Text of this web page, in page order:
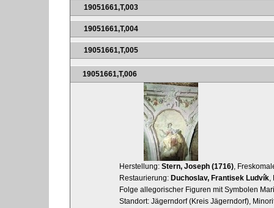
19051661,T,003
19051661,T,004
19051661,T,005
19051661,T,006
Herstellung: Stern, Joseph (1716),
Restaurierung: Duchoslav, Frantisek Ludvík,
Folge allegorischer Figuren mit Symbolen
Standort: Jägerndorf (Kreis Jägerndorf),